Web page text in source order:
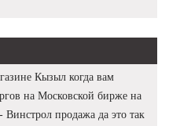
Кызыл когда вам
на Московской бирже на
продажа да это так